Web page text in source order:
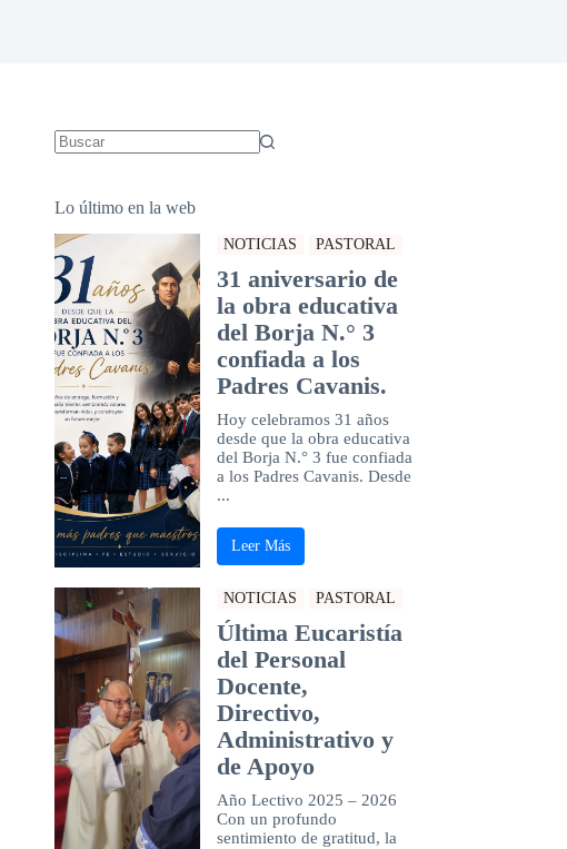
Lo último en la web
NOTICIAS PASTORAL
31 aniversario de
la obra educativa
del Borja N.° 3
confiada a los
Padres Cavanis.
Hoy celebramos 31 años
desde que la obra educativa
del Borja N.° 3 fue confiada
a los Padres Cavanis. Desde
...
Leer Más
NOTICIAS PASTORAL
Última Eucaristía
del Personal
Docente,
Directivo,
Administrativo y
de Apoyo
Año Lectivo 2025 – 2026
Con un profundo
sentimiento de gratitud, la